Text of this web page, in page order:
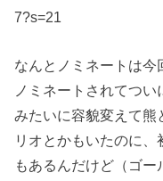
7?s=21
なんとノミネートは今
ノミネートされてつ
みたいに容貌変えて
リオとかもいたのに
もあるんだけど（ゴ